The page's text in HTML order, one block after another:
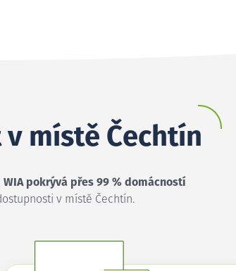
místě Čechtín
WIA pokrývá přes 99 % domácností
v místě Čechtín.